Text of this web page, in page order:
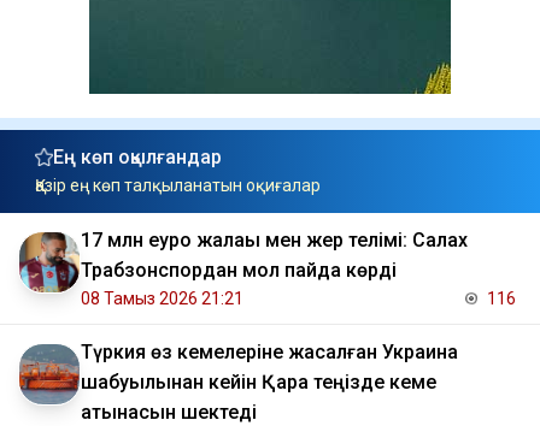
Ең көп оқылғандар
Қазір ең көп талқыланатын оқиғалар
17 млн еуро жалақы мен жер телімі: Салах
Трабзонспордан мол пайда көрді
08 Тамыз 2026 21:21 116
Түркия өз кемелеріне жасалған Украина
шабуылынан кейін Қара теңізде кеме
қатынасын шектеді